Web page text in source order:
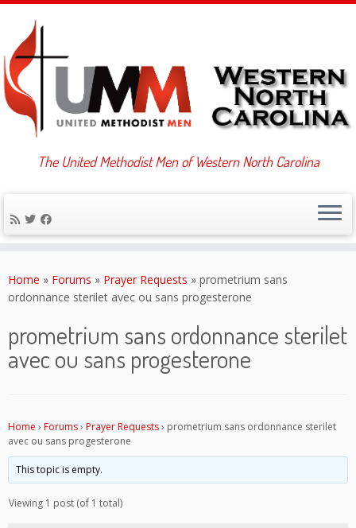
to
content
The United Methodist Men of Western North Carolina
Home » Forums » Prayer Requests » prometrium sans
ordonnance sterilet avec ou sans progesterone
prometrium sans ordonnance sterilet
avec ou sans progesterone
Home › Forums› Prayer Requests› prometrium sans ordonnance sterilet
avec ou sans progesterone
This topic is empty.
Viewing 1 post (of 1 total)